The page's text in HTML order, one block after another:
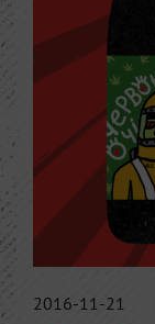
2016-11-21